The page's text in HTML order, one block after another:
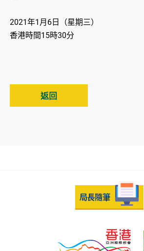
2021年1月6日（星期三）
香港時間15時30分
返回